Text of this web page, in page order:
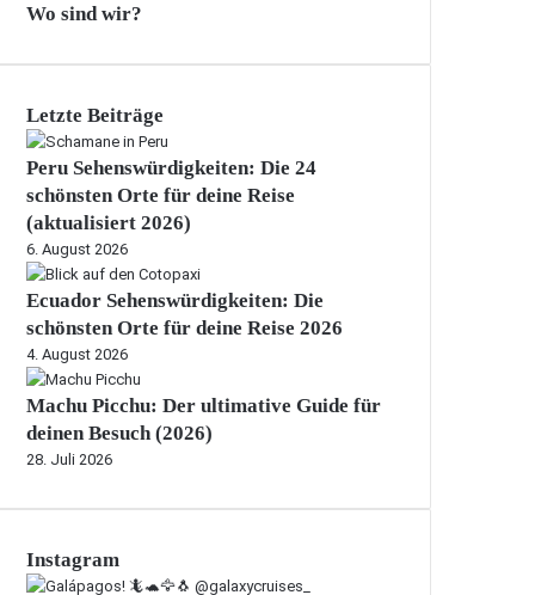
Wo sind wir?
Letzte Beiträge
Peru Sehenswürdigkeiten: Die 24
schönsten Orte für deine Reise
(aktualisiert 2026)
6. August 2026
Ecuador Sehenswürdigkeiten: Die
schönsten Orte für deine Reise 2026
4. August 2026
Machu Picchu: Der ultimative Guide für
deinen Besuch (2026)
28. Juli 2026
Instagram